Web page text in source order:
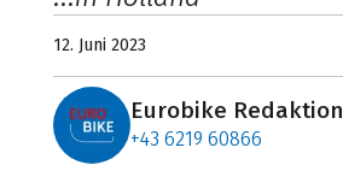
12. Juni 2023
Eurobike Redaktion
+43 6219 60866